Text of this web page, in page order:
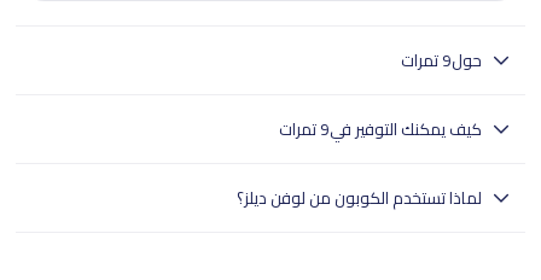
حول9 تمرات
كيف يمكنك التوفير في9 تمرات
المجدول، الخلاص، والصفاوي مع منتجات معمولة بعناية لتلبية جميع الأذواق
لماذا تستخدم الكوبون من لوفن ديلز؟